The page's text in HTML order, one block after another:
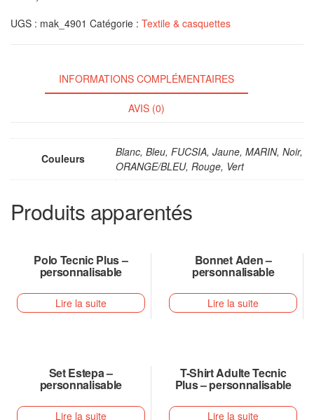
UGS : mak_4901 Catégorie : Textile & casquettes
INFORMATIONS COMPLÉMENTAIRES
AVIS (0)
Couleurs
Blanc, Bleu, FUCSIA, Jaune, MARIN, Noir,
ORANGE/BLEU, Rouge, Vert
Produits apparentés
Polo Tecnic Plus –
personnalisable
Lire la suite
Bonnet Aden –
personnalisable
Lire la suite
Set Estepa –
personnalisable
Lire la suite
T-Shirt Adulte Tecnic
Plus – personnalisable
Lire la suite